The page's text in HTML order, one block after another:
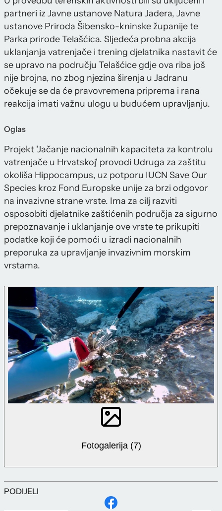
partneri iz Javne ustanove Natura Jadera, Javne
ustanove Priroda Šibensko-kninske županije te
Parka prirode Telašćica. Sljedeća probna akcija
uklanjanja vatrenjače i trening djelatnika nastavit će
se upravo na području Telašćice gdje ova riba još
nije brojna, no zbog njezina širenja u Jadranu
očekuje se da će pravovremena priprema i rana
reakcija imati važnu ulogu u budućem upravljanju.
Oglas
Projekt 'Jačanje nacionalnih kapaciteta za kontrolu
vatrenjače u Hrvatskoj' provodi Udruga za zaštitu
okoliša Hippocampus, uz potporu IUCN Save Our
Species kroz Fond Europske unije za brzi odgovor
na invazivne strane vrste. Ima za cilj razviti
osposobiti djelatnike zaštićenih područja za sigurno
prepoznavanje i uklanjanje ove vrste te prikupiti
podatke koji će pomoći u izradi nacionalnih
preporuka za upravljanje invazivnim morskim
vrstama.
Fotogalerija (7)
PODIJELI